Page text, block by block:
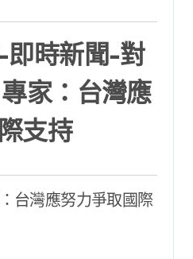
即時新聞-對
家：台灣應
支持
台灣應努力爭取國際